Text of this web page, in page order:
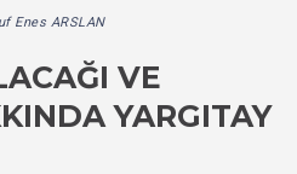
Enes ARSLAN
VE
YARGITAY